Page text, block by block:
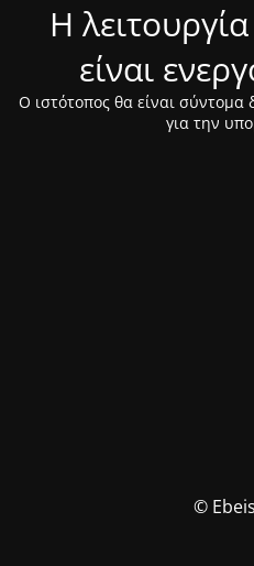
Η
είναι
Ο ιστότοπος θα είναι σύντομα
για την
©